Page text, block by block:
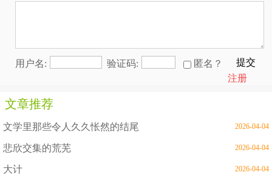
用户名: 验证码: 匿名？
提交
注册
文章推荐
文学里那些令人久久怅然的结尾 2026-04-04
悲欣交集的荒芜 2026-04-04
大计 2026-04-04